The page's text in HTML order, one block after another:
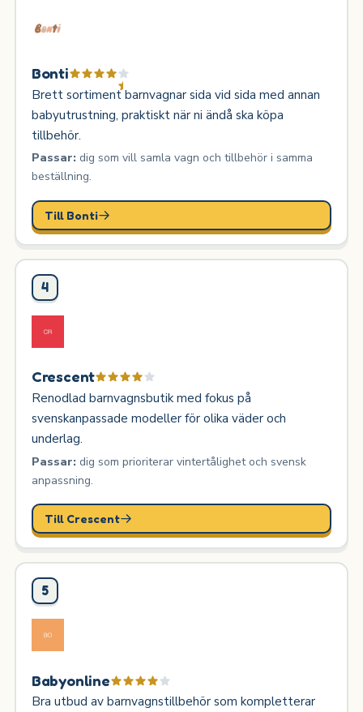
Bonti
Brett sortiment barnvagnar sida vid sida med annan
babyutrustning, praktiskt när ni ändå ska köpa
tillbehör.
Passar:dig som vill samla vagn och tillbehör i samma
beställning.
Till Bonti
4
Crescent
Renodlad barnvagnsbutik med fokus på
svenskanpassade modeller för olika väder och
underlag.
Passar:dig som prioriterar vintertålighet och svensk
anpassning.
Till Crescent
5
Babyonline
Bra utbud av barnvagnstillbehör som kompletterar